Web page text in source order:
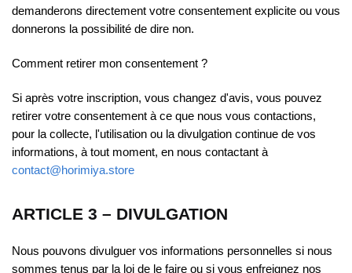
demanderons directement votre consentement explicite ou vous
donnerons la possibilité de dire non.
Comment retirer mon consentement ?
Si après votre inscription, vous changez d'avis, vous pouvez
retirer votre consentement à ce que nous vous contactions,
pour la collecte, l'utilisation ou la divulgation continue de vos
informations, à tout moment, en nous contactant à
contact@horimiya.store
ARTICLE 3 – DIVULGATION
Nous pouvons divulguer vos informations personnelles si nous
sommes tenus par la loi de le faire ou si vous enfreignez nos